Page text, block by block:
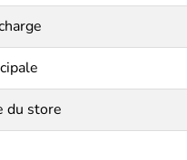
du store